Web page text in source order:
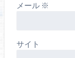
メール ※
サイト